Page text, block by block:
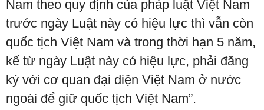
Nam theo quy định của pháp luật Việt Nam
trước ngày Luật này có hiệu lực thì vẫn còn
quốc tịch Việt Nam và trong thời hạn 5 năm,
kể từ ngày Luật này có hiệu lực, phải đăng
ký với cơ quan đại diện Việt Nam ở nước
ngoài để giữ quốc tịch Việt Nam”.